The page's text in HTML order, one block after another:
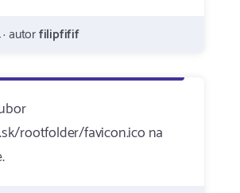
autorfilipfifif
rootfolder/favicon.ico na